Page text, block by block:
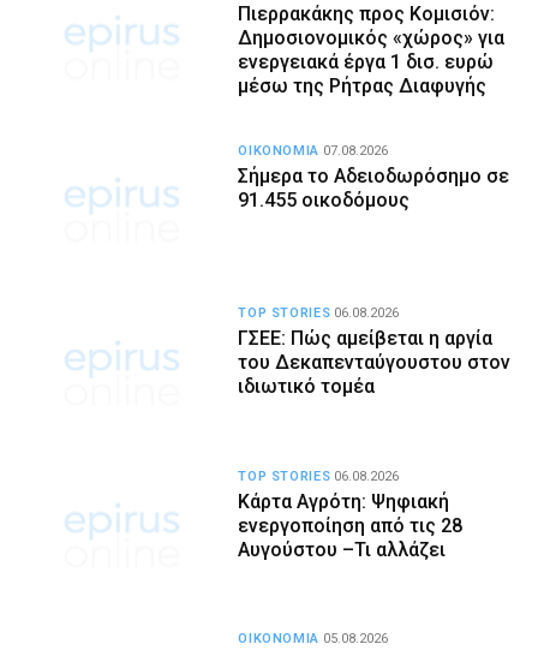
Πιερρακάκης προς Κομισιόν:
Δημοσιονομικός «χώρος» για
ενεργειακά έργα 1 δισ. ευρώ
μέσω της Ρήτρας Διαφυγής
Σήμερα το Αδειοδωρόσημο σε
91.455 οικοδόμους
ΟΙΚΟΝΟΜΙΑ 07.08.2026
ΓΣΕΕ: Πώς αμείβεται η αργία
του Δεκαπενταύγουστου στον
ιδιωτικό τομέα
TOP STORIES 06.08.2026
Κάρτα Αγρότη: Ψηφιακή
ενεργοποίηση από τις 28
Αυγούστου –Τι αλλάζει
TOP STORIES 06.08.2026
ΟΙΚΟΝΟΜΙΑ 05.08.2026